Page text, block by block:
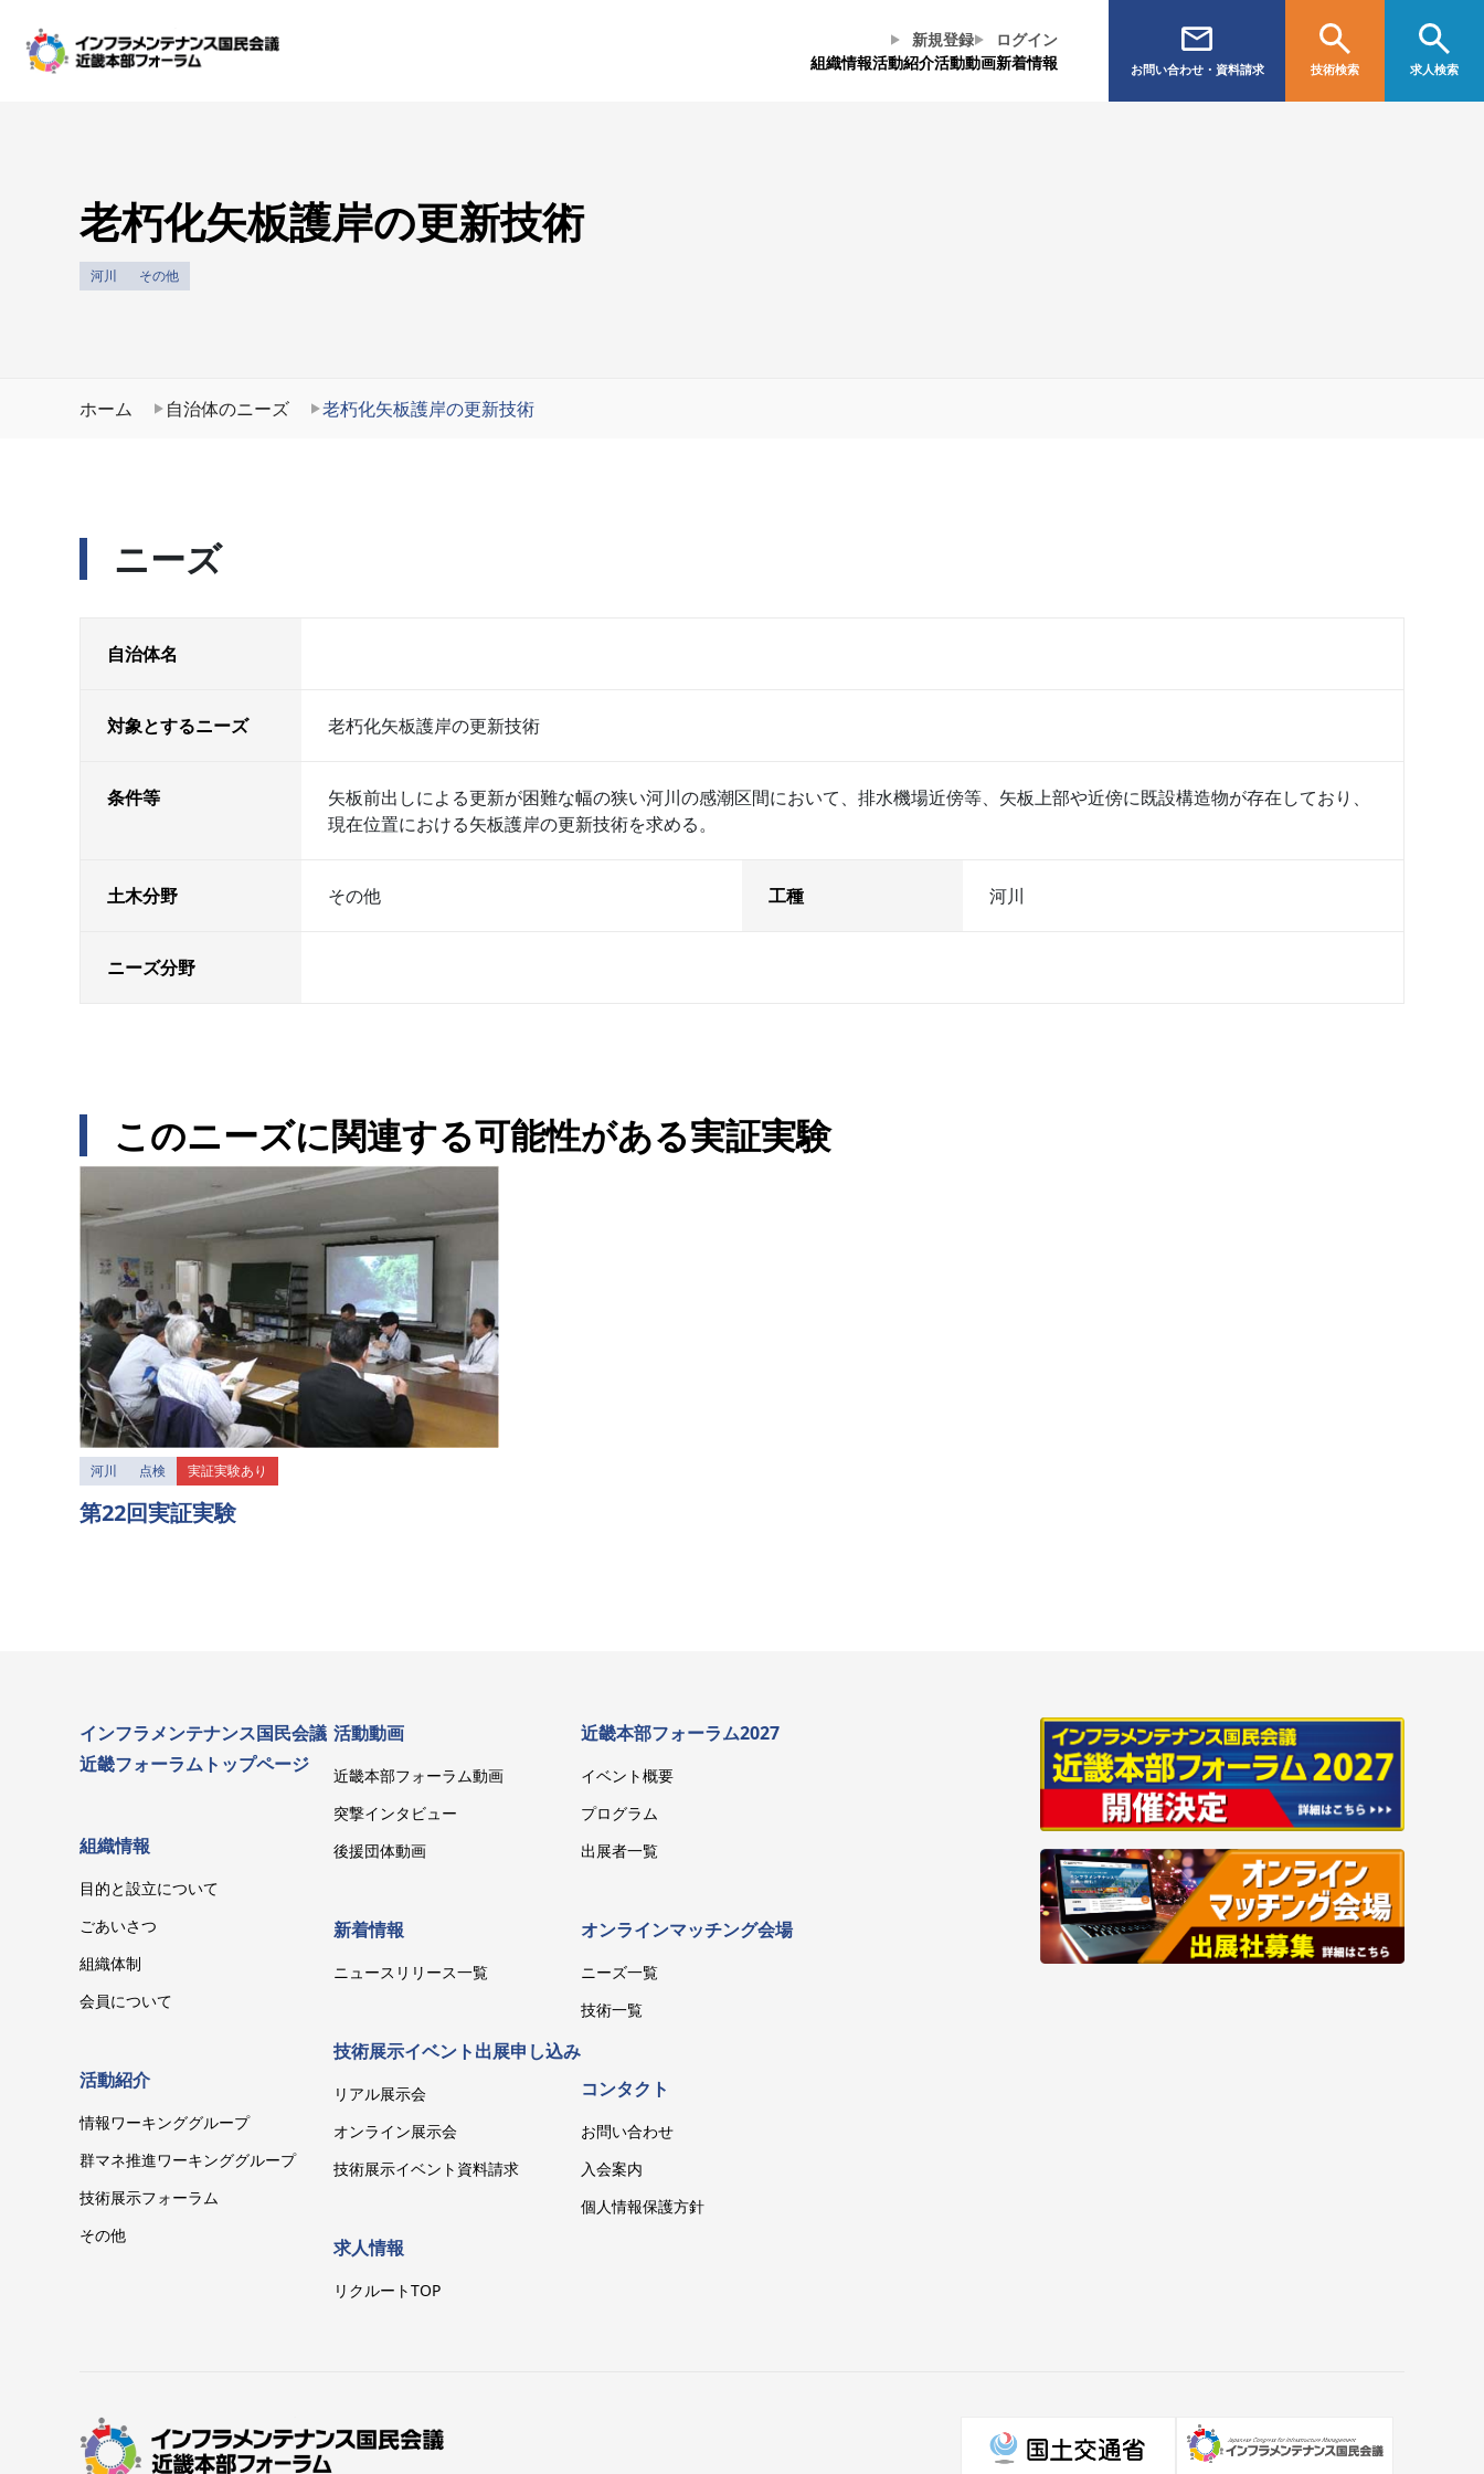
新規登録
ログイン
組織情報活動紹介活動動画新着情報 お問い合わせ・資料請求 技術検索 求人検索
老朽化矢板護岸の更新技術
河川 その他
ホーム 自治体のニーズ 老朽化矢板護岸の更新技術
ニーズ
自治体名
対象とするニーズ 老朽化矢板護岸の更新技術
条件等
矢板前出しによる更新が困難な幅の狭い河川の感潮区間において、排水機場近傍等、矢板上部や近傍に既設構造物が存在しており、
現在位置における矢板護岸の更新技術を求める。
土木分野 その他 工種 河川
ニーズ分野
このニーズに関連する可能性がある実証実験
河川 点検 実証実験あり
第22回実証実験
インフラメンテナンス国民会議
近畿フォーラムトップページ
組織情報
目的と設立について
ごあいさつ
組織体制
会員について
活動紹介
情報ワーキンググループ
群マネ推進ワーキンググループ
技術展示フォーラム
その他
活動動画
近畿本部フォーラム動画
突撃インタビュー
後援団体動画
新着情報
ニュースリリース一覧
技術展示イベント出展申し込み
リアル展示会
オンライン展示会
技術展示イベント資料請求
求人情報
リクルートTOP
近畿本部フォーラム2027
イベント概要
プログラム
出展者一覧
オンラインマッチング会場
ニーズ一覧
技術一覧
コンタクト
お問い合わせ
入会案内
個人情報保護方針